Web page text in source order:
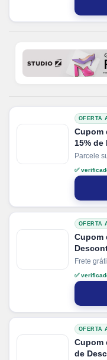
OFERTA
Cupom
15%
Parcele
cartão.
via PIX.
✅
OFERTA
Cupom
Frete
suas
+ 5% de
✅
OFERTA
Cupom
de